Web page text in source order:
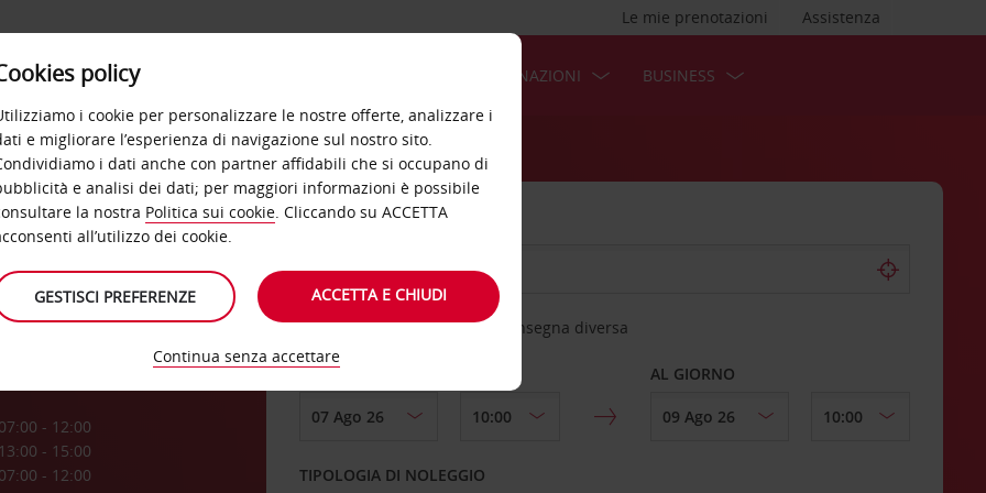
Assistenza
Le mie prenotazioni
OFFERTE DESTINAZIONI BUSINESS
07:00 - 12:00
13:00 - 15:00
07:00 - 12:00
Scegli una località di riconsegna diversa
DAL GIORNO AL GIORNO
TIPOLOGIA DI NOLEGGIO
policy
i cookie per personalizzare le nostre offerte, analizzare i
e migliorare l’esperienza di navigazione sul nostro sito.
i dati anche con partner affidabili che si occupano di
e analisi dei dati; per maggiori informazioni è possibile
la nostra Politica sui cookie. Cliccando su ACCETTA
all’utilizzo dei cookie.
GESTISCI PREFERENZE ACCETTA E CHIUDI
Continua senza accettare